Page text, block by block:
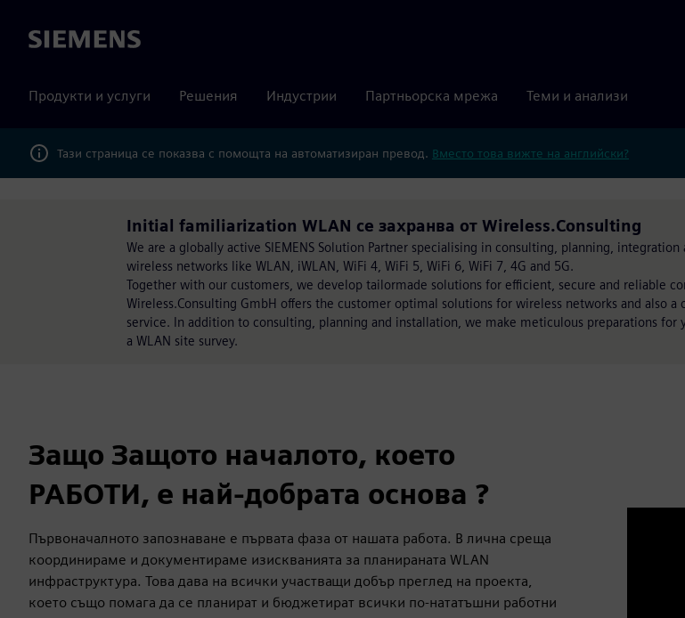
Siemens
Продукти и услуги Решения Индустрии Партньорска мрежа Теми и анализи
Тази страница се показва с помощта на автоматизиран превод. Вместо това вижте на английски?
Initial familiarization WLAN се захранва от Wireless.Consulting
We are a globally active SIEMENS Solution Partner specialising in consulting, planning,
wireless networks like WLAN, iWLAN, WiFi 4, WiFi 5, WiFi 6, WiFi 7, 4G and 5G.
Together with our customers, we develop tailormade solutions for efficient, secure and reliable
Wireless.Consulting GmbH offers the customer optimal solutions for wireless networks and also a
service. In addition to consulting, planning and installation, we make meticulous preparations for
a WLAN site survey.
Защо Защото началото, което
РАБОТИ, е най-добрата основа ?
Първоначалното запознаване е първата фаза от нашата работа. В лична среща
координираме и документираме изискванията за планираната WLAN
инфраструктура. Това дава на всички участващи добър преглед на проекта,
което също помага да се планират и бюджетират всички по-нататъшни работни